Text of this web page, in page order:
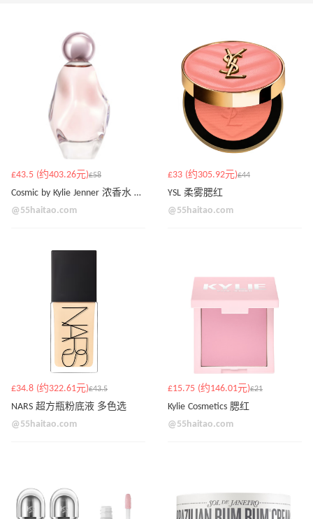
£43.5 (约403.26元)£58
Cosmic by Kylie Jenner 浓香水 100ml
@55haitao.com
£33 (约305.92元)£44
YSL 柔雾腮红
@55haitao.com
£34.8 (约322.61元)£43.5
NARS 超方瓶粉底液 多色选
@55haitao.com
£15.75 (约146.01元)£21
Kylie Cosmetics 腮红
@55haitao.com